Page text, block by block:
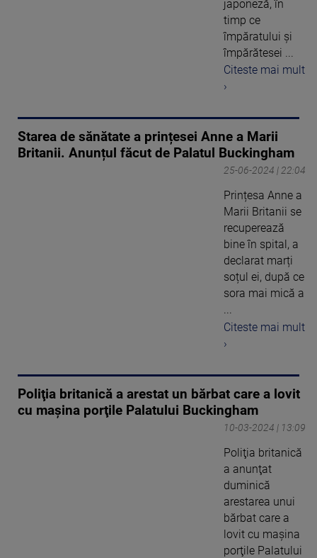
japoneză, în
timp ce
împăratului și
împărătesei ...
Citeste mai mult
›
Starea de sănătate a prințesei Anne a Marii
Britanii. Anunțul făcut de Palatul Buckingham
25-06-2024 | 22:04
Prințesa Anne a
Marii Britanii se
recuperează
bine în spital, a
declarat marți
soțul ei, după ce
sora mai mică a
...
Citeste mai mult
›
Poliţia britanică a arestat un bărbat care a lovit
cu maşina porţile Palatului Buckingham
10-03-2024 | 13:09
Poliţia britanică
a anunţat
duminică
arestarea unui
bărbat care a
lovit cu maşina
porţile Palatului